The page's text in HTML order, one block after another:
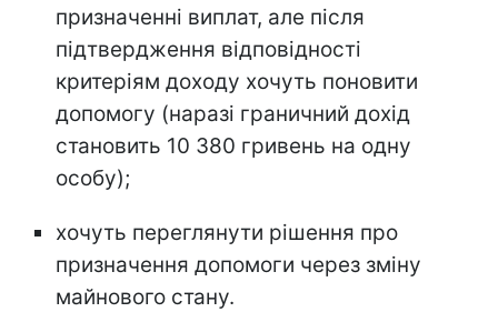
призначенні виплат, але після
підтвердження відповідності
критеріям доходу хочуть поновити
допомогу (наразі граничний дохід
становить 10 380 гривень на одну
особу);
хочуть переглянути рішення про
призначення допомоги через зміну
майнового стану.